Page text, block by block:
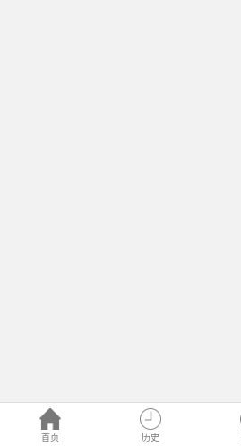
首页 历史